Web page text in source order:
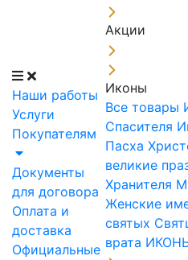
Наши работы
Услуги
Покупателям
Документы
для договора
Оплата и
доставка
Официальные
Акции
Иконы
Все товары
Спасителя
Пасха
великие
Хранителя
Женские
святых
врата